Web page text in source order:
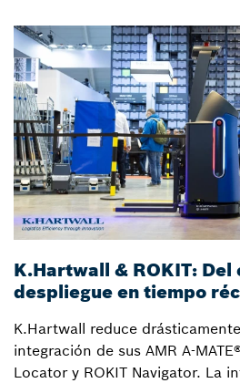
K.Hartwall & ROKIT: Del
despliegue en tiempo
K.Hartwall reduce
integración de sus AMR A-
Locator y ROKIT Navigator. La